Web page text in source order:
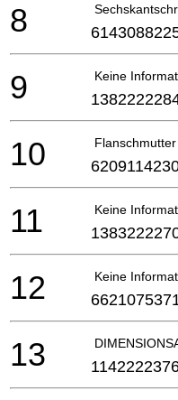
8
Keine
9
Flanschmutter
10
Keine
11
Keine
12
13